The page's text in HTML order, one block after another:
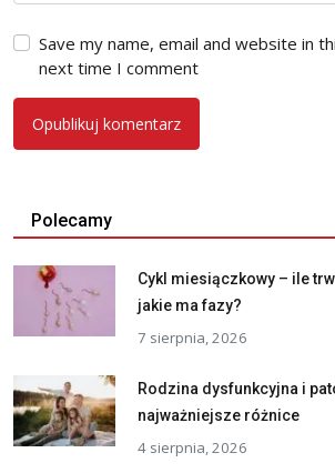
Save my name, email and website in
next time I comment
Polecamy
Cykl miesiączkowy – ile
jakie ma fazy?
7 sierpnia, 2026
Rodzina dysfunkcyjna i
najważniejsze różnice
4 sierpnia, 2026